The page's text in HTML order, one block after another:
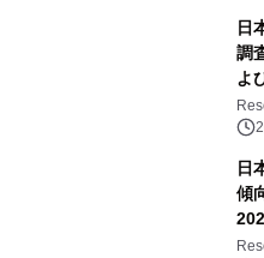
日
調
よ
日
傾